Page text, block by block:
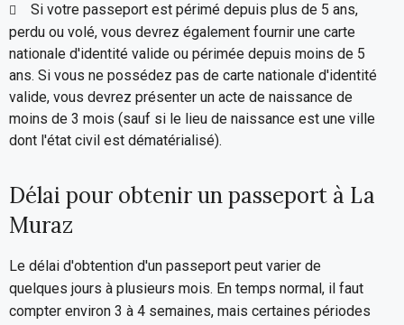
Si votre passeport est périmé depuis plus de 5 ans,
perdu ou volé, vous devrez également fournir une carte
nationale d'identité valide ou périmée depuis moins de 5
ans. Si vous ne possédez pas de carte nationale d'identité
valide, vous devrez présenter un acte de naissance de
moins de 3 mois (sauf si le lieu de naissance est une ville
dont l'état civil est dématérialisé).
Délai pour obtenir un passeport à La
Muraz
Le délai d'obtention d'un passeport peut varier de
quelques jours à plusieurs mois. En temps normal, il faut
compter environ 3 à 4 semaines, mais certaines périodes